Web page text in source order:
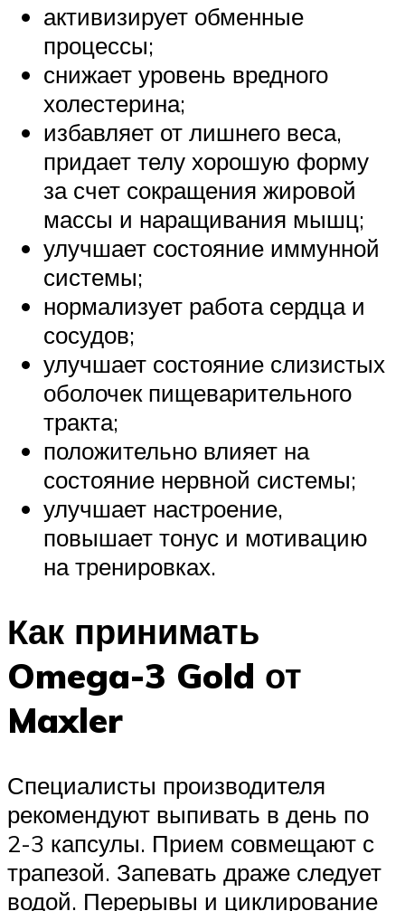
активизирует обменные
процессы;
снижает уровень вредного
холестерина;
избавляет от лишнего веса,
придает телу хорошую форму
за счет сокращения жировой
массы и наращивания мышц;
улучшает состояние иммунной
системы;
нормализует работа сердца и
сосудов;
улучшает состояние слизистых
оболочек пищеварительного
тракта;
положительно влияет на
состояние нервной системы;
улучшает настроение,
повышает тонус и мотивацию
на тренировках.
Как принимать
Omega-3 Gold от
Maxler
Специалисты производителя
рекомендуют выпивать в день по
2-3 капсулы. Прием совмещают с
трапезой. Запевать драже следует
водой. Перерывы и циклирование